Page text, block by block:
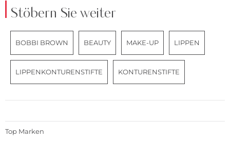
Stöbern Sie weiter
BOBBI BROWN BEAUTY MAKE-UP LIPPEN
LIPPENKONTURENSTIFTE KONTURENSTIFTE
Top Marken